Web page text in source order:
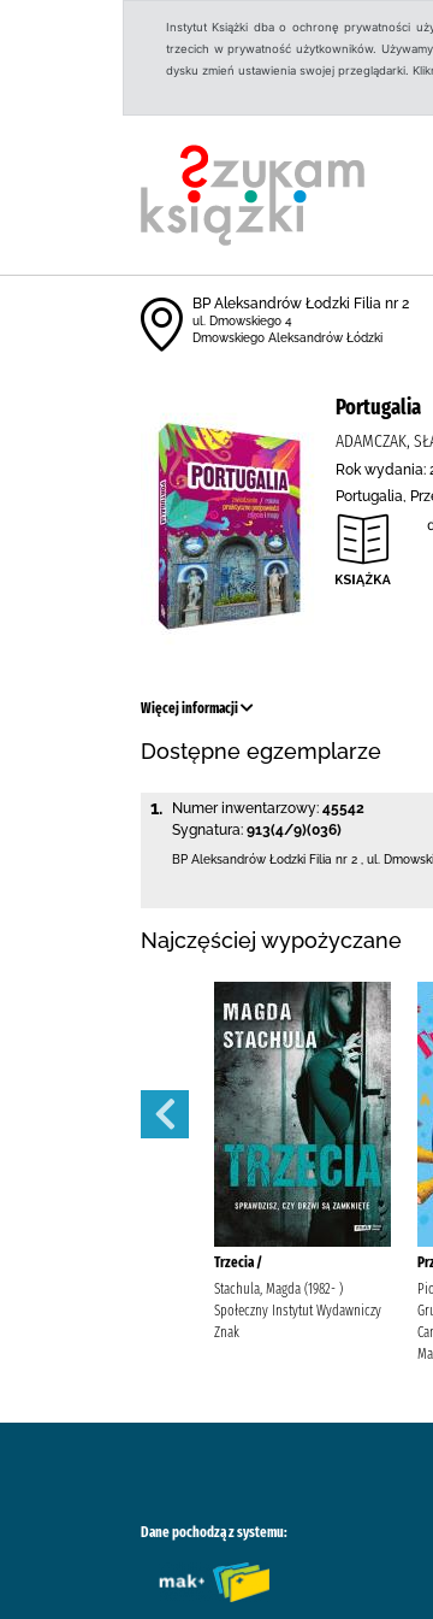
Instytut Książki dba o ochronę prywatności
trzecich w prywatność użytkowników.
dysku zmień ustawienia swojej przeglądarki.
BP Aleksandrów Łodzki Filia nr 2
ul. Dmowskiego 4
Dmowskiego Aleksandrów Łódzki
Portugalia
ADAMCZAK,
Rok wydania:
Portugalia,
Więcej informacji
Dostępne egzemplarze
1. Numer inwentarzowy: 45542
Sygnatura: 913(4/9)(036)
BP Aleksandrów Łodzki Filia nr 2 ul.
Najczęściej wypożyczane
Trzecia /
Stachula, Magda (1982- )
Społeczny Instytut Wydawniczy
Znak
Dane pochodzą z systemu: